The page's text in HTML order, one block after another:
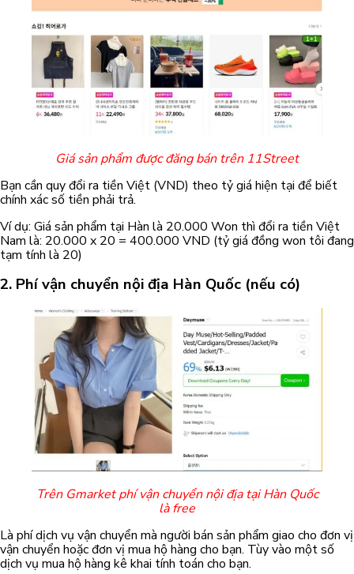
Giá sản phẩm được đăng bán trên 11Street
Bạn cần quy đổi ra tiền Việt (VND) theo tỷ giá hiện tại để biết
chính xác số tiền phải trả.
Ví dụ: Giá sản phẩm tại Hàn là 20.000 Won thì đổi ra tiền Việt
Nam là: 20.000 x 20 = 400.000 VND (tỷ giá đồng won tôi đang
tạm tính là 20)
2. Phí vận chuyển nội địa Hàn Quốc (nếu có)
Trên Gmarket phí vận chuyển nội địa tại Hàn Quốc
là free
Là phí dịch vụ vận chuyển mà người bán sản phẩm giao cho đơn vị
vận chuyển hoặc đơn vị mua hộ hàng cho bạn. Tùy vào một số
dịch vụ mua hộ hàng kê khai tính toán cho bạn.